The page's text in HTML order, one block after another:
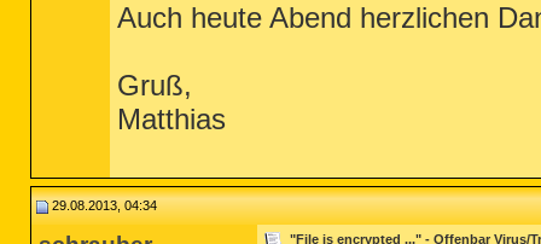
Auch heute Abend herzlichen
Gruß,
Matthias
29.08.2013, 04:34
"File is encrypted ..." - Offenbar Virus/